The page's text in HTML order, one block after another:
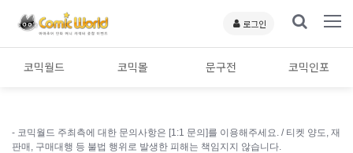
로그인
코믹월드 코믹몰 문구전 코믹인포
- 코믹월드 주최측에 대한 문의사항은 [1:1 문의]를 이용해주세요. / 티켓 양도, 재
판매, 구매대행 등 불법 행위로 발생한 피해는 책임지지 않습니다.